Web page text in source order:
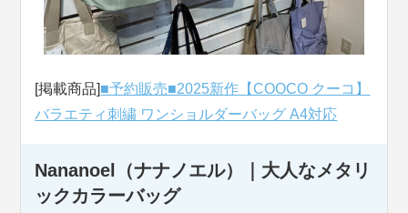
[掲載商品]■予約販売■2025新作【COOCO クーコ】
バラエティ刺繍 ワンショルダーバッグ A4対応
Nananoel（ナナノエル）｜大人なメタリ
ックカラーバッグ